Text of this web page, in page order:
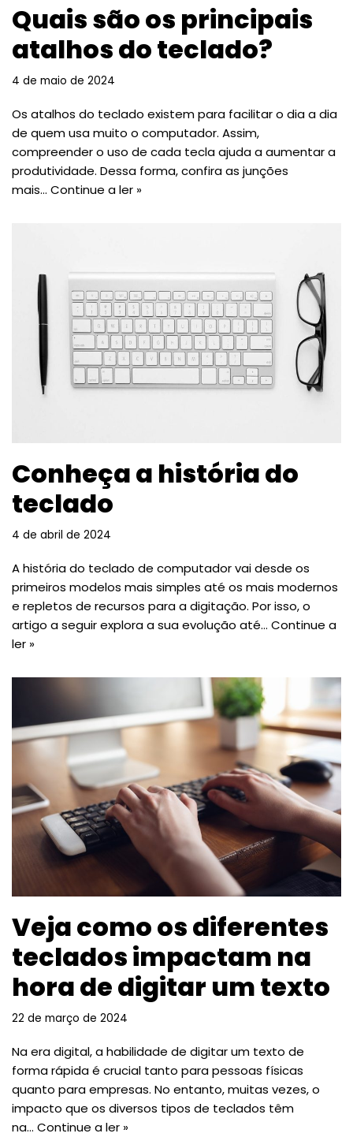
Quais são os principais
atalhos do teclado?
4 de maio de 2024
Os atalhos do teclado existem para facilitar o dia a dia
de quem usa muito o computador. Assim,
compreender o uso de cada tecla ajuda a aumentar a
produtividade. Dessa forma, confira as junções
mais… Continue a ler »
Conheça a história do
teclado
4 de abril de 2024
A história do teclado de computador vai desde os
primeiros modelos mais simples até os mais modernos
e repletos de recursos para a digitação. Por isso, o
artigo a seguir explora a sua evolução até… Continue a
ler »
Veja como os diferentes
teclados impactam na
hora de digitar um texto
22 de março de 2024
Na era digital, a habilidade de digitar um texto de
forma rápida é crucial tanto para pessoas físicas
quanto para empresas. No entanto, muitas vezes, o
impacto que os diversos tipos de teclados têm
na… Continue a ler »